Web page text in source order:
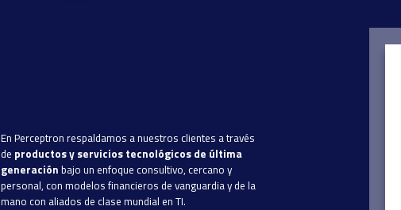
En Perceptron respaldamos a nuestros clientes a través
de productos y servicios tecnológicos de última
generación bajo un enfoque consultivo, cercano y
personal, con modelos financieros de vanguardia y de la
mano con aliados de clase mundial en TI.